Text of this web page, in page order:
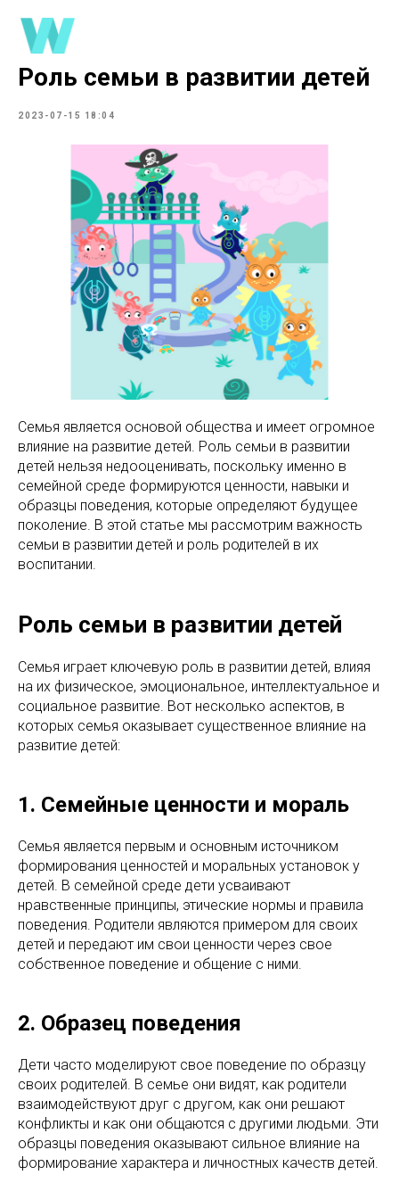
Роль семьи в развитии детей
2023-07-15 18:04
Семья является основой общества и имеет огромное
влияние на развитие детей. Роль семьи в развитии
детей нельзя недооценивать, поскольку именно в
семейной среде формируются ценности, навыки и
образцы поведения, которые определяют будущее
поколение. В этой статье мы рассмотрим важность
семьи в развитии детей и роль родителей в их
воспитании.
Роль семьи в развитии детей
Семья играет ключевую роль в развитии детей, влияя
на их физическое, эмоциональное, интеллектуальное и
социальное развитие. Вот несколько аспектов, в
которых семья оказывает существенное влияние на
развитие детей:
1. Семейные ценности и мораль
Семья является первым и основным источником
формирования ценностей и моральных установок у
детей. В семейной среде дети усваивают
нравственные принципы, этические нормы и правила
поведения. Родители являются примером для своих
детей и передают им свои ценности через свое
собственное поведение и общение с ними.
2. Образец поведения
Дети часто моделируют свое поведение по образцу
своих родителей. В семье они видят, как родители
взаимодействуют друг с другом, как они решают
конфликты и как они общаются с другими людьми. Эти
образцы поведения оказывают сильное влияние на
формирование характера и личностных качеств детей.